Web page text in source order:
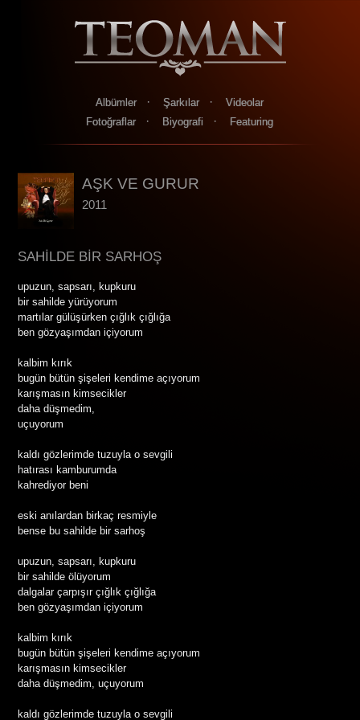
Albümler · Şarkılar ·
Videolar
Fotoğraflar
· Biyografi · Featuring
AŞK VE GURUR
2011
SAHİLDE BİR SARHOŞ
upuzun, sapsarı, kupkuru
bir sahilde yürüyorum
martılar gülüşürken çığlık çığlığa
ben gözyaşımdan içiyorum
kalbim kırık
bugün bütün şişeleri kendime açıyorum
karışmasın kimsecikler
daha düşmedim,
uçuyorum
kaldı gözlerimde tuzuyla o sevgili
hatırası kamburumda
kahrediyor beni
eski anılardan birkaç resmiyle
bense bu sahilde bir sarhoş
upuzun, sapsarı, kupkuru
bir sahilde ölüyorum
dalgalar çarpışır çığlık çığlığa
ben gözyaşımdan içiyorum
kalbim kırık
bugün bütün şişeleri kendime açıyorum
karışmasın kimsecikler
daha düşmedim, uçuyorum
kaldı gözlerimde tuzuyla o sevgili